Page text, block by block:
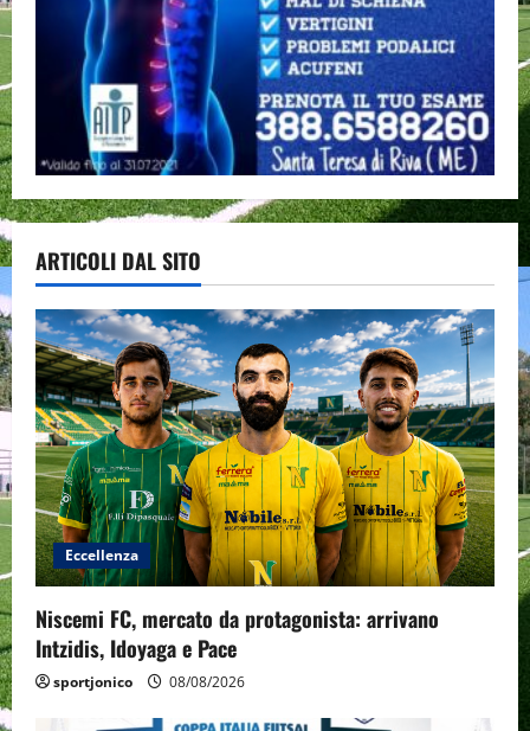
ARTICOLI DAL SITO
Eccellenza
Niscemi FC, mercato da protagonista: arrivano
Intzidis, Idoyaga e Pace
sportjonico 08/08/2026